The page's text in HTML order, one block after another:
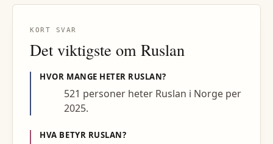
KORT SVAR
Det viktigste om Ruslan
HVOR MANGE HETER RUSLAN?
521 personer heter Ruslan i Norge per
2025.
HVA BETYR RUSLAN?